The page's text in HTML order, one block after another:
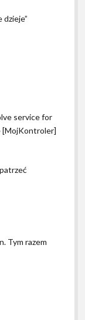
dzieje”
service for
[MojKontroler]
Tym razem